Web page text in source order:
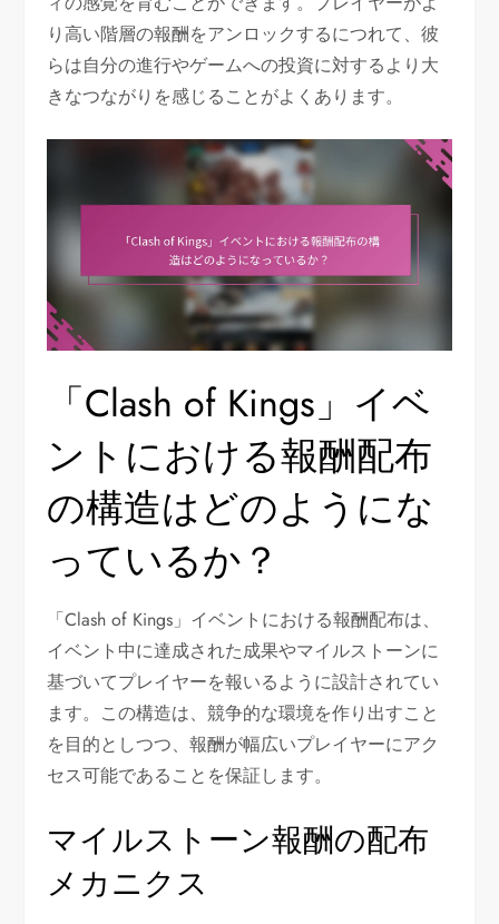
り高い階層の報酬をアンロックするにつれて、彼
らは自分の進行やゲームへの投資に対するより大
きなつながりを感じることがよくあります。
「Clash of Kings」イベ
ントにおける報酬配布
の構造はどのようにな
っているか？
「Clash of Kings」イベントにおける報酬配布は、
イベント中に達成された成果やマイルストーンに
基づいてプレイヤーを報いるように設計されてい
ます。この構造は、競争的な環境を作り出すこと
を目的としつつ、報酬が幅広いプレイヤーにアク
セス可能であることを保証します。
マイルストーン報酬の配布
メカニクス